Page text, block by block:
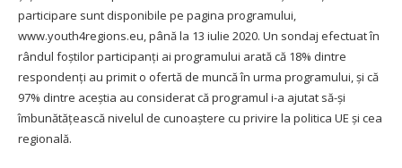
participare sunt disponibile pe pagina programului,
www.youth4regions.eu, până la 13 iulie 2020. Un sondaj efectuat în
rândul foștilor participanți ai programului arată că 18% dintre
respondenți au primit o ofertă de muncă în urma programului, și că
97% dintre aceștia au considerat că programul i-a ajutat să-și
îmbunătățească nivelul de cunoaștere cu privire la politica UE și cea
regională.